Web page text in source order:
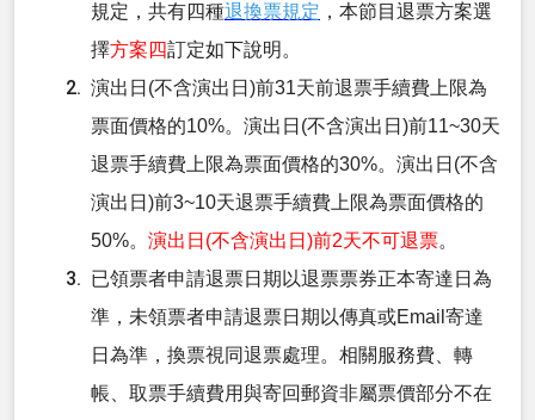
規定，共有四種退換票規定 ，本節目退票方案選
擇方案四訂定如下說明。
演出日(不含演出日 )前31天前退票手續費上限為
票面價格的10%。演出日 (不含演出日 )前11~30天
退票手續費上限為票面價格的30%。演出日 (不含
演出日 )前3~10天退票手續費上限為票面價格的
50%。 演出日 (不含演出日 )前2天不可退票。
已領票者申請退票日期以退票票券正本寄達日為
準，未領票者申請退票日期以傳真或Email寄達
日為準，換票視同退票處理。相關服務費、轉
帳、取票手續費用與寄回郵資非屬票價部分不在